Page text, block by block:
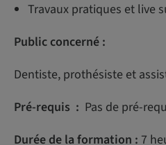
Travaux pratiques et live
Public concerné :
Dentiste, prothésiste et
Pré-requis : Pas de pré-
Durée de la formation : 7